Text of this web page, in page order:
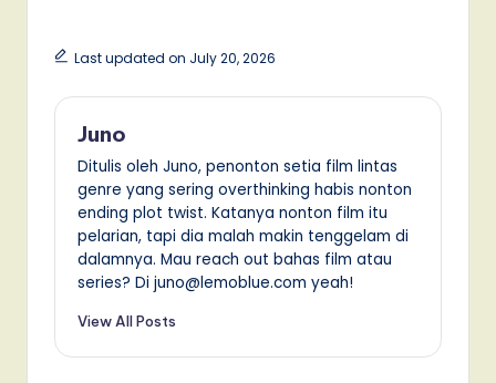
Last updated on July 20, 2026
Juno
Ditulis oleh Juno, penonton setia film lintas
genre yang sering overthinking habis nonton
ending plot twist. Katanya nonton film itu
pelarian, tapi dia malah makin tenggelam di
dalamnya. Mau reach out bahas film atau
series? Di juno@lemoblue.com yeah!
View All Posts